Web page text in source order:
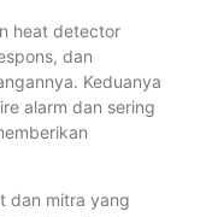
heat detector
dan
Keduanya
alarm dan sering
dan mitra yang